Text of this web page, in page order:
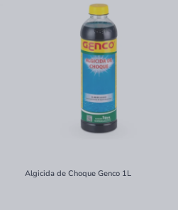
Algicida de Choque Genco 1L